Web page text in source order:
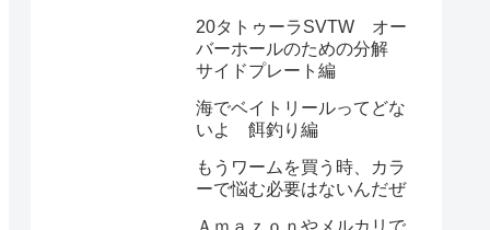
20タトゥーラSVTW オー
バーホールのための分解
サイドプレート編
海でベイトリールってどな
いよ 餌釣り編
もうワームを買う時、カラ
ーで悩む必要はないんだぜ
Ａｍａｚｏｎやメルカリで